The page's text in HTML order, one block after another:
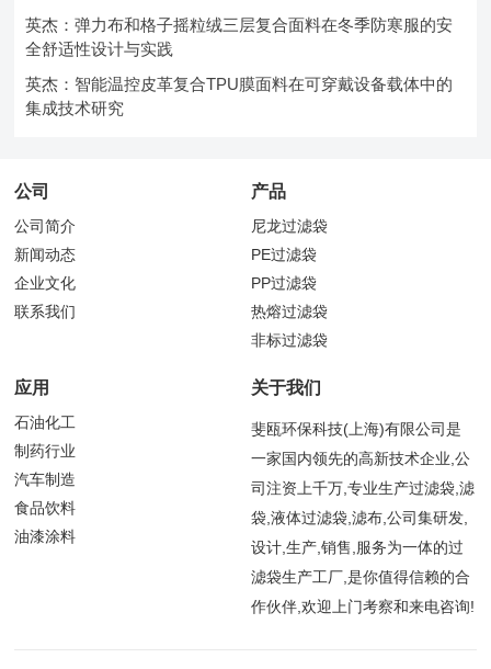
英杰：弹力布和格子摇粒绒三层复合面料在冬季防寒服的安
全舒适性设计与实践
英杰：智能温控皮革复合TPU膜面料在可穿戴设备载体中的
集成技术研究
公司
公司简介
新闻动态
企业文化
联系我们
产品
尼龙过滤袋
PE过滤袋
PP过滤袋
热熔过滤袋
非标过滤袋
应用
石油化工
制药行业
汽车制造
食品饮料
油漆涂料
关于我们
斐瓯环保科技(上海)有限公司是
一家国内领先的高新技术企业,公
司注资上千万,专业生产过滤袋,滤
袋,液体过滤袋,滤布,公司集研发,
设计,生产,销售,服务为一体的过
滤袋生产工厂,是你值得信赖的合
作伙伴,欢迎上门考察和来电咨询!